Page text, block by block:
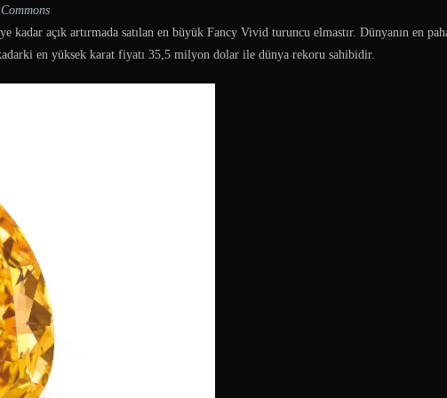
kadar açık artırmada satılan en büyük Fancy Vivid turuncu elmastır. Dünyanın en
en yüksek karat fiyatı 35,5 milyon dolar ile dünya rekoru sahibidir.